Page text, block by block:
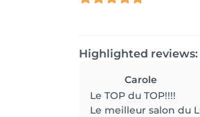
Highlighted reviews:
Carole
Le TOP du TOP!!!!
Le meilleur salon du